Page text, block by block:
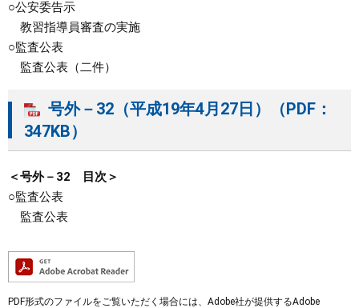
○公安委告示
教習指導員審査の実施
○監査公表
監査公表（二件）
号外－32（平成19年4月27日）（PDF：
347KB）
＜号外－32 目次＞
○監査公表
監査公表
PDF形式のファイルをご覧いただく場合には、Adobe社が提供するAdobe